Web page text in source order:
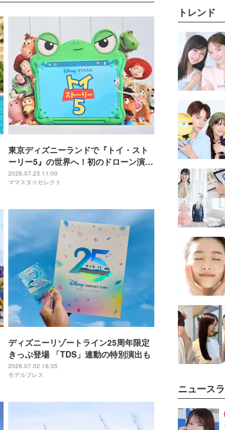
東京ディズニーランドで『トイ・スト
ーリー5』の世界へ！初のドローン演出
が彩るナイトショーも必見
2026.07.23 11:00
ママスタ☆セレクト
ディズニーリゾートライン25周年限定
きっぷ登場 「TDS」連動の特別演出も
2026.07.02 16:35
モデルプレス
トレンド
ニュース